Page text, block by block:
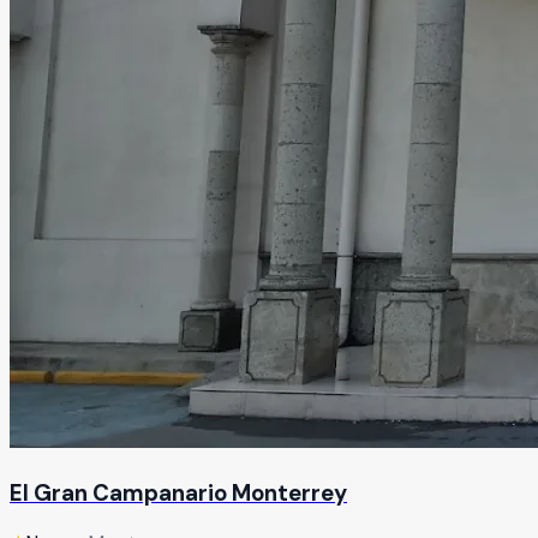
El Gran Campanario Monterrey